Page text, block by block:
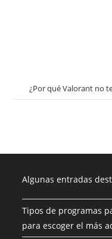
¿Por qué Valorant no
Algunas entradas
Tipos de programas
para escoger el más